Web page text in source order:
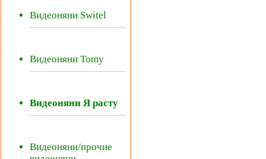
Видеоняни Switel
Видеоняни Tomy
Видеоняни Я расту
Видеоняни/прочие